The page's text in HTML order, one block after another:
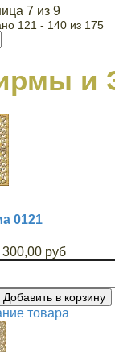
7 из 9
121 - 140 из 175
и
0121
300,00 руб
товара